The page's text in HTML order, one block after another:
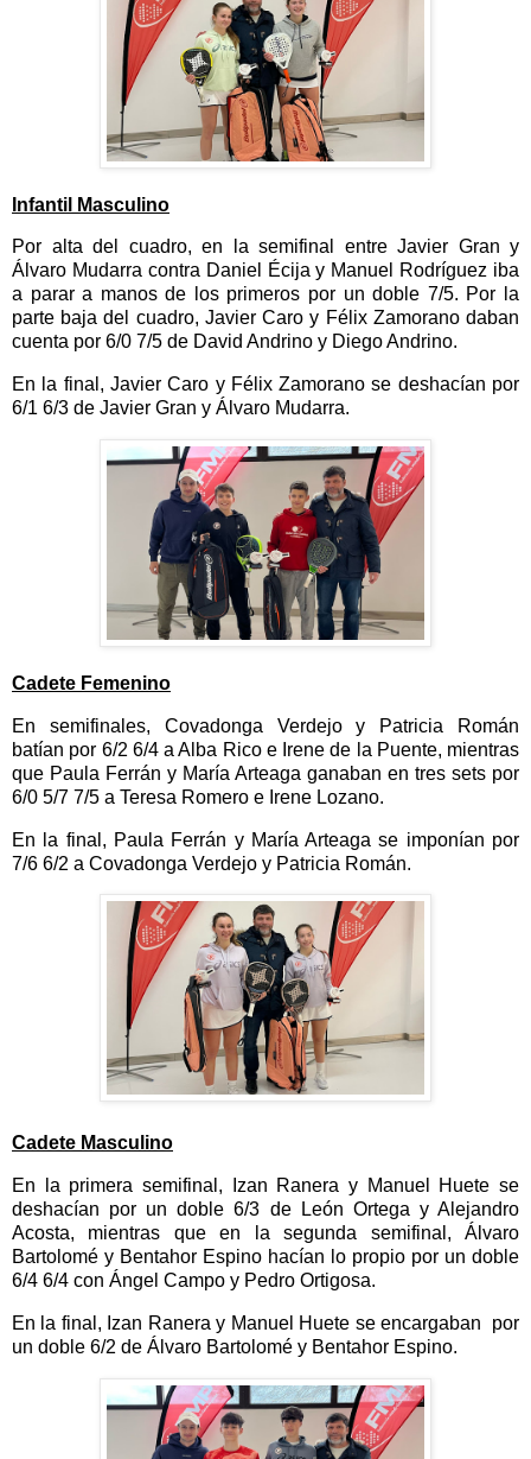
Infantil Masculino
Por alta del cuadro, en la semifinal entre Javier Gran y
Álvaro Mudarra contra Daniel Écija y Manuel Rodríguez iba
a parar a manos de los primeros por un doble 7/5. Por la
parte baja del cuadro, Javier Caro y Félix Zamorano daban
cuenta por 6/0 7/5 de David Andrino y Diego Andrino.
En la final, Javier Caro y Félix Zamorano se deshacían por
6/1 6/3 de Javier Gran y Álvaro Mudarra.
Cadete Femenino
En semifinales, Covadonga Verdejo y Patricia Román
batían por 6/2 6/4 a Alba Rico e Irene de la Puente, mientras
que Paula Ferrán y María Arteaga ganaban en tres sets por
6/0 5/7 7/5 a Teresa Romero e Irene Lozano.
En la final, Paula Ferrán y María Arteaga se imponían por
7/6 6/2 a Covadonga Verdejo y Patricia Román.
Cadete Masculino
En la primera semifinal, Izan Ranera y Manuel Huete se
deshacían por un doble 6/3 de León Ortega y Alejandro
Acosta, mientras que en la segunda semifinal, Álvaro
Bartolomé y Bentahor Espino hacían lo propio por un doble
6/4 6/4 con Ángel Campo y Pedro Ortigosa.
En la final, Izan Ranera y Manuel Huete se encargaban por
un doble 6/2 de Álvaro Bartolomé y Bentahor Espino.